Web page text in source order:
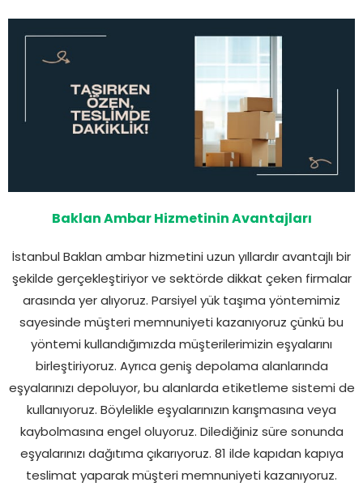
Baklan Ambar Hizmetinin Avantajları
İstanbul Baklan ambar hizmetini uzun yıllardır avantajlı bir
şekilde gerçekleştiriyor ve sektörde dikkat çeken firmalar
arasında yer alıyoruz. Parsiyel yük taşıma yöntemimiz
sayesinde müşteri memnuniyeti kazanıyoruz çünkü bu
yöntemi kullandığımızda müşterilerimizin eşyalarını
birleştiriyoruz. Ayrıca geniş depolama alanlarında
eşyalarınızı depoluyor, bu alanlarda etiketleme sistemi de
kullanıyoruz. Böylelikle eşyalarınızın karışmasına veya
kaybolmasına engel oluyoruz. Dilediğiniz süre sonunda
eşyalarınızı dağıtıma çıkarıyoruz. 81 ilde kapıdan kapıya
teslimat yaparak müşteri memnuniyeti kazanıyoruz.